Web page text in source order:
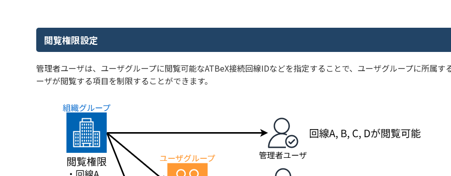
閲覧権限設定
管理者ユーザは、ユーザグループに閲覧可能なATBeX接続回線IDなどを指定することで、ユーザグループに所属す
ーザが閲覧する項目を制限することができます。